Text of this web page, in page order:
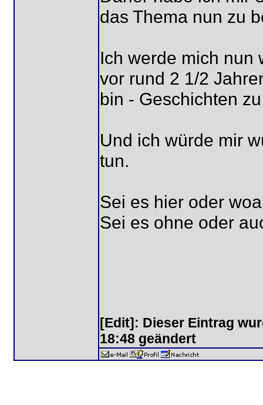
das Thema nun zu
Ich werde mich nun
vor rund 2 1/2
bin - Geschichten
Und ich würde mir
tun.
Sei es hier oder
Sei es ohne oder
[Edit]: Dieser Eintrag
18:48 geändert